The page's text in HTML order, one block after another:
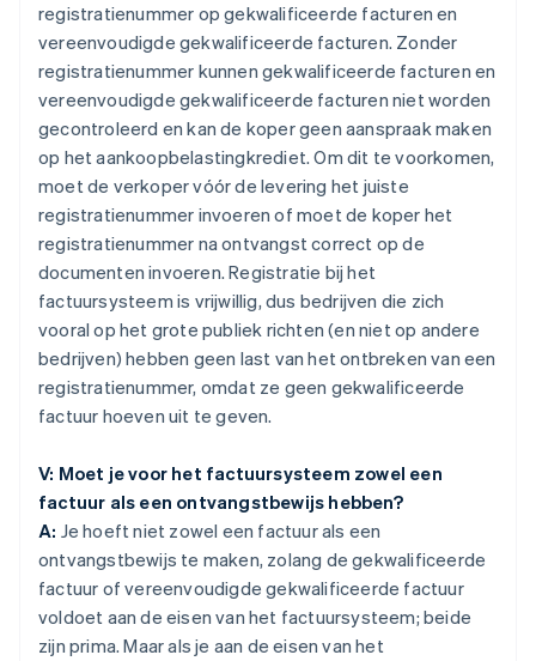
registratienummer op gekwalificeerde facturen en
vereenvoudigde gekwalificeerde facturen. Zonder
registratienummer kunnen gekwalificeerde facturen en
vereenvoudigde gekwalificeerde facturen niet worden
gecontroleerd en kan de koper geen aanspraak maken
op het aankoopbelastingkrediet. Om dit te voorkomen,
moet de verkoper vóór de levering het juiste
registratienummer invoeren of moet de koper het
registratienummer na ontvangst correct op de
documenten invoeren. Registratie bij het
factuursysteem is vrijwillig, dus bedrijven die zich
vooral op het grote publiek richten (en niet op andere
bedrijven) hebben geen last van het ontbreken van een
registratienummer, omdat ze geen gekwalificeerde
factuur hoeven uit te geven.
V: Moet je voor het factuursysteem zowel een
factuur als een ontvangstbewijs hebben?
A: Je hoeft niet zowel een factuur als een
ontvangstbewijs te maken, zolang de gekwalificeerde
factuur of vereenvoudigde gekwalificeerde factuur
voldoet aan de eisen van het factuursysteem; beide
zijn prima. Maar als je aan de eisen van het